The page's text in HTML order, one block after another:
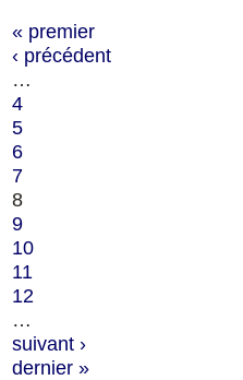
« premier
‹ précédent
…
4
5
6
7
8
9
10
11
12
…
suivant ›
dernier »